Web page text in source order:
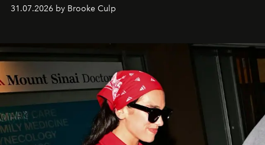
31.07.2026 by Brooke Culp